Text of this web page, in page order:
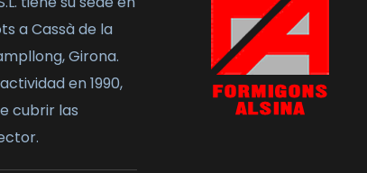
a Cassà de la
Girona.
en 1990,
cubrir las